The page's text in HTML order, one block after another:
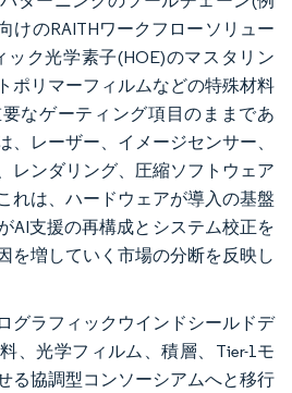
けのRAITHワークフローソリュー
ック光学素子(HOE)のマスタリン
ポリマーフィルムなどの特殊材料
なゲーティング項目のままであ
、レーザー、イメージセンサー、
レンダリング、圧縮ソフトウェア
れは、ハードウェアが導入の基盤
AI支援の再構成とシステム校正を
を増していく市場の分断を反映し
グラフィックウインドシールドデ
、光学フィルム、積層、Tier-1モ
る協調型コンソーシアムへと移行